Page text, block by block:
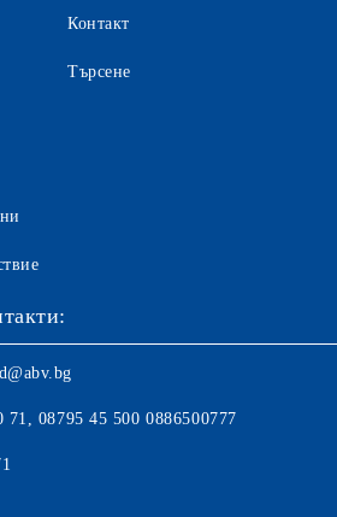
Контакт
Търсене
71, 08795 45 500 0886500777